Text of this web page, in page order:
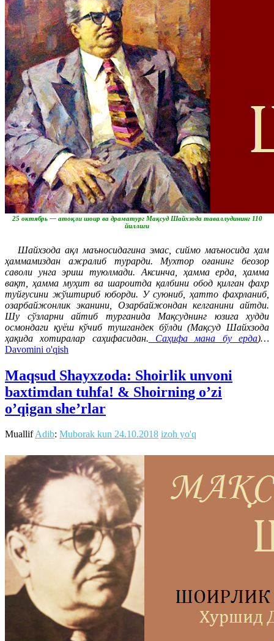
25 октябрь — атоқли шоир ва драматург Мақсуд Шайхзода таваллудининг 110
йиллиги
Шайхзода ақл маъносидагина эмас, сиймо маъносида ҳам
ҳаммамиздан ажралиб турарди. Мухтор оғанинг беозор
саволи унга эриш туюлмади. Аксинча, ҳамма ерда, ҳамма
вақт, ҳамма муҳит ва шароитда қалбини обод қилган фахр
туйғусини жўштириб юборди. У суюниб, ҳатто фахрланиб,
озарбайжонлик эканини, Озарбайжондан келганини айтди.
Шу сўзларни айтиб турганида Мақсуднинг юзига худди
осмондаги қуёш кўчиб тушгандек бўлди (Мақсуд Шайхзода
ҳақида хотиралар саҳифасидан. Саҳифа мана бу ерда)…
Davomini o'qish
Maqsud Shayxzoda: Shoirlik unvoni
baxtimdan tuhfa! & Shoirning o’zi
o’qigan she’rlar
MuallifAdib: Muborak kun 24.10.2018 izoh yo'q